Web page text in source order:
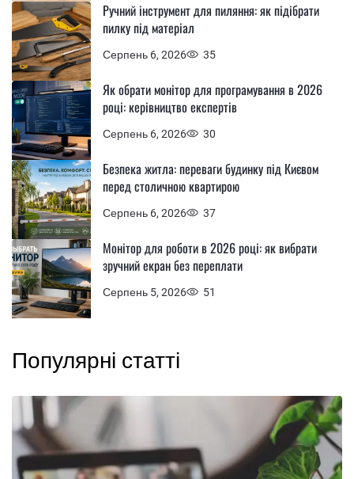
Серпень 6, 2026 35
Ручний інструмент для пиляння: як підібрати
пилку під матеріал
Серпень 6, 2026 30
Як обрати монітор для програмування в 2026
році: керівництво експертів
Серпень 6, 2026 37
Безпека житла: переваги будинку під Києвом
перед столичною квартирою
Серпень 5, 2026 51
Монітор для роботи в 2026 році: як вибрати
зручний екран без переплати
Популярні статті